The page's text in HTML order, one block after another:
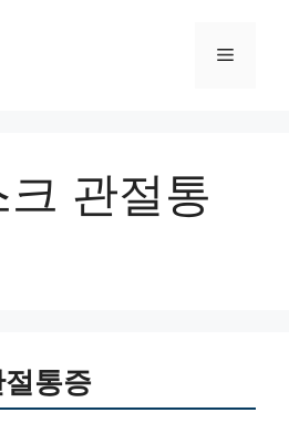
Menu
관절통
통증